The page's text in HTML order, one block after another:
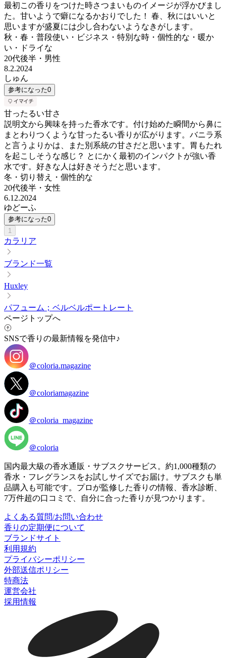
最初この香りをつけた時さつまいものイメージが浮かびまし
た。甘いようで癖になるかおりでした！ 春、秋にはいいと
思いますが盛夏には少し合わないようなきがします。
秋・春・普段使い・ビジネス・特別な時・個性的な・暖か
い・ドライな
20代後半 ・ 男性
8.2.2024
しゅん
参考になった0
甘ったるい甘さ
説明文から興味を持った香水です。付け始めた瞬間から鼻に
まとわりつくような甘ったるい香りが広がります。バニラ系
と言うよりかは、また別系統の甘さだと思います。胃もたれ
を起こしそうな感じ？ とにかく最初のインパクトが強い香
水です。好きな人は好きそうだと思います。
冬・切り替え・個性的な
20代後半 ・ 女性
6.12.2024
ゆどーふ
参考になった0
1
カラリア
ブランド一覧
Huxley
パフューム；ベルベルポートレート
ページトップへ
SNSで香りの最新情報を発信中♪
＠coloria.magazine
＠coloriamagazine
＠coloria_magazine
＠coloria
国内最大級の香水通販・サブスクサービス。約1,000種類の
香水・フレグランスをお試しサイズでお届け。サブスクも単
品購入も可能です。プロが監修した香りの情報、香水診断、
7万件超の口コミで、自分に合った香りが見つかります。
よくある質問/お問い合わせ
香りの定期便について
ブランドサイト
利用規約
プライバシーポリシー
外部送信ポリシー
特商法
運営会社
採用情報